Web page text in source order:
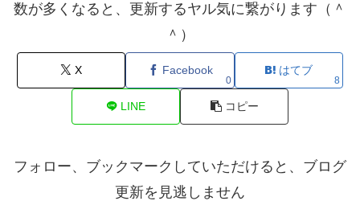
数が多くなると、更新するヤル気に繋がります（＾
＾）
X Facebook
0
はてブ
8
LINE コピー
フォロー、ブックマークしていただけると、ブログ
更新を見逃しません